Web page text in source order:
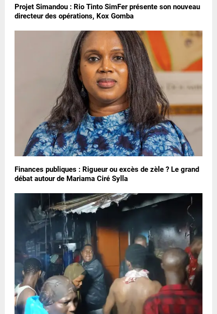
Projet Simandou : Rio Tinto SimFer présente son nouveau
directeur des opérations, Kox Gomba
Finances publiques : Rigueur ou excès de zèle ? Le grand
débat autour de Mariama Ciré Sylla